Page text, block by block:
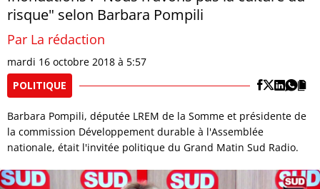
risque" selon Barbara Pompili
Par La rédaction
mardi 16 octobre 2018 à 5:57
POLITIQUE
Barbara Pompili, députée LREM de la Somme et présidente de
la commission Développement durable à l'Assemblée
nationale, était l'invitée politique du Grand Matin Sud Radio.